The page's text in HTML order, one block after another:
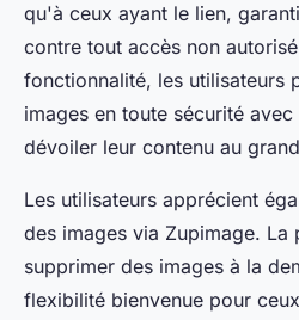
qu'à ceux ayant le lien,
contre tout accès non
fonctionnalité, les utilisateurs
images en toute sécurité
dévoiler leur contenu au
Les utilisateurs apprécient
des images via Zupimage.
supprimer des images à la
flexibilité bienvenue pour